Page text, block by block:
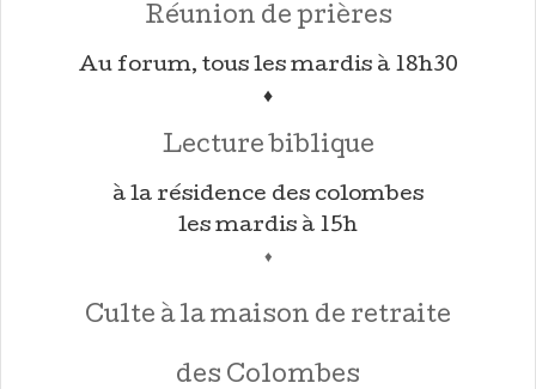
Réunion de prières
Au forum, tous les mardis à 18h30
♦
Lecture biblique
à la résidence des colombes
les mardis à 15h
♦
Culte à la maison de retraite
des Colombes